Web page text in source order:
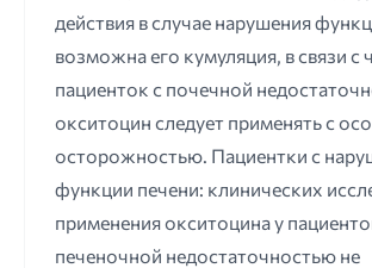
действия в случае нарушения
возможна его кумуляция, в связи с
пациенток с почечной
окситоцин следует применять с
осторожностью. Пациентки с
функции печени: клинических
применения окситоцина у
печеночной недостаточностью не